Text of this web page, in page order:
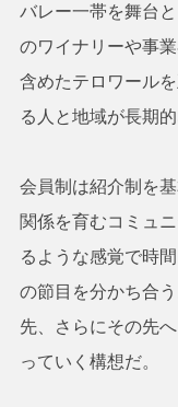
バレー一帯を舞台
のワイナリーや事
含めたテロワール
る人と地域が長期
会員制は紹介制を
関係を育むコミュ
るような感覚で時
の節目を分かち合
先、さらにその先
っていく構想だ。